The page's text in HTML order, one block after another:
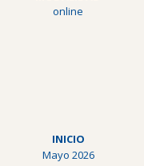
online
INICIO
Mayo 2026